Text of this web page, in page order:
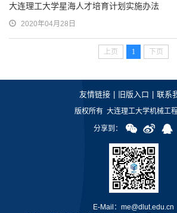
大连理工大学星海人才培育计划实施办法
2020年04月28日
上页 1 下页
友情链接 | 旧版入口 | 联系
版权所有 大连理工大学机械工
分享到：
E-Mail：me@dlut.edu.cn